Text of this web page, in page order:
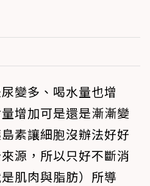
尿變多、喝水量也增
增加可是還是漸漸變
素讓細胞沒辦法好好
源，所以只好不斷消
肌肉與脂肪）所導